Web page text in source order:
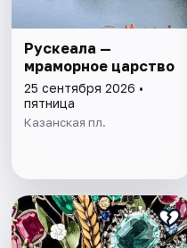
Рускеала —
мраморное царство
25 сентября 2026 •
пятница
Казанская пл.